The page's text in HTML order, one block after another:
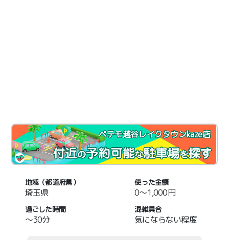
ペテモ越谷レイクタウンkaze店
地域（都道府県）
埼玉県
使った金額
0～1,000円
過ごした時間
～30分
混雑具合
気にならない程度